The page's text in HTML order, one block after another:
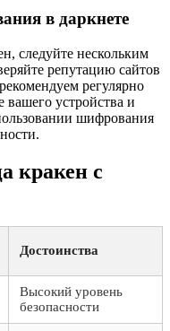
в даркнете
следуйте нескольким
репутацию сайтов
регулярно
вашего устройства и
шифрования
кракен с
Достоинства
Высокий уровень
безопасности